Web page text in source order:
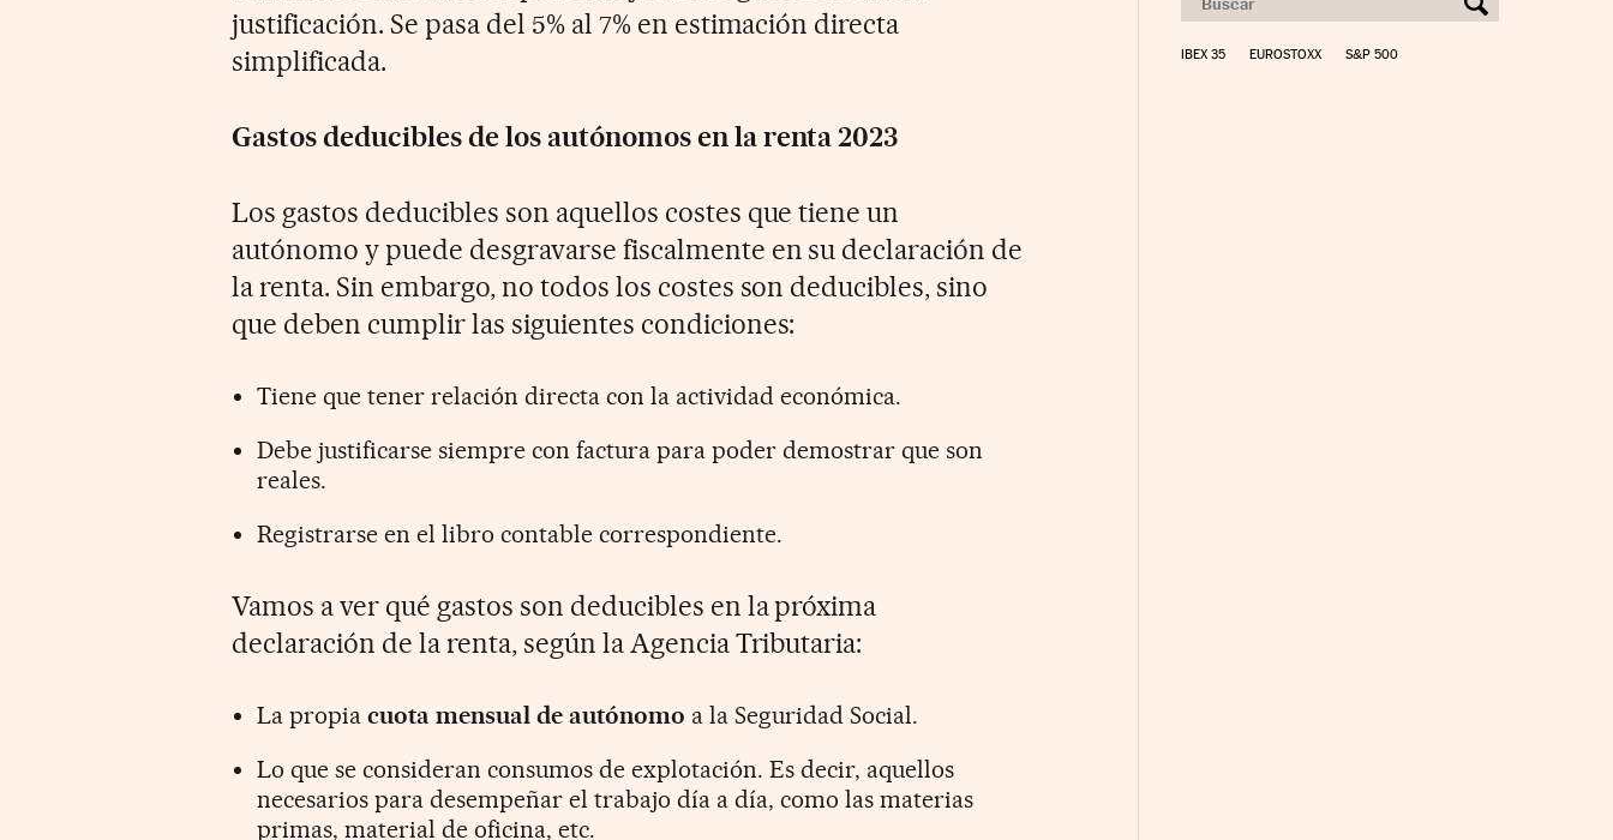
justificación. Se pasa del 5% al 7% en estimación directa
simplificada.
Gastos deducibles de los autónomos en la renta 2023
Los gastos deducibles son aquellos costes que tiene un
autónomo y puede desgravarse fiscalmente en su declaración de
la renta. Sin embargo, no todos los costes son deducibles, sino
que deben cumplir las siguientes condiciones:
Tiene que tener relación directa con la actividad económica.
Debe justificarse siempre con factura para poder demostrar que son
reales.
Registrarse en el libro contable correspondiente.
Vamos a ver qué gastos son deducibles en la próxima
declaración de la renta, según la Agencia Tributaria:
La propiacuota mensual de autónomo a la Seguridad Social.
Lo que se consideran consumos de explotación. Es decir, aquellos
necesarios para desempeñar el trabajo día a día, como las materias
primas, material de oficina, etc.
IBEX 35 EUROSTOXX S&P 500